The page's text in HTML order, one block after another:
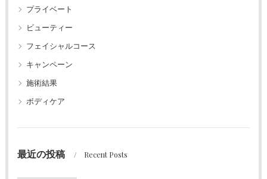
プライベート
ビューティー
フェイシャルコース
キャンペーン
施術結果
ボディケア
最近の投稿 Recent Posts